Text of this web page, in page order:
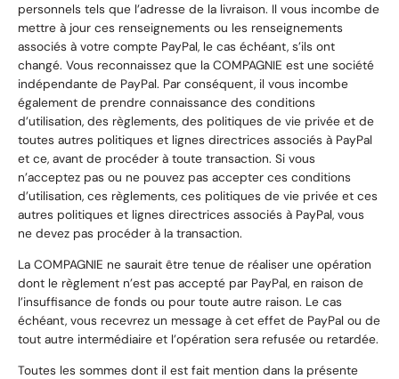
personnels tels que l’adresse de la livraison. Il vous incombe de
mettre à jour ces renseignements ou les renseignements
associés à votre compte PayPal, le cas échéant, s’ils ont
changé. Vous reconnaissez que la COMPAGNIE est une société
indépendante de PayPal. Par conséquent, il vous incombe
également de prendre connaissance des conditions
d’utilisation, des règlements, des politiques de vie privée et de
toutes autres politiques et lignes directrices associés à PayPal
et ce, avant de procéder à toute transaction. Si vous
n’acceptez pas ou ne pouvez pas accepter ces conditions
d’utilisation, ces règlements, ces politiques de vie privée et ces
autres politiques et lignes directrices associés à PayPal, vous
ne devez pas procéder à la transaction.
La COMPAGNIE ne saurait être tenue de réaliser une opération
dont le règlement n’est pas accepté par PayPal, en raison de
l’insuffisance de fonds ou pour toute autre raison. Le cas
échéant, vous recevrez un message à cet effet de PayPal ou de
tout autre intermédiaire et l’opération sera refusée ou retardée.
Toutes les sommes dont il est fait mention dans la présente